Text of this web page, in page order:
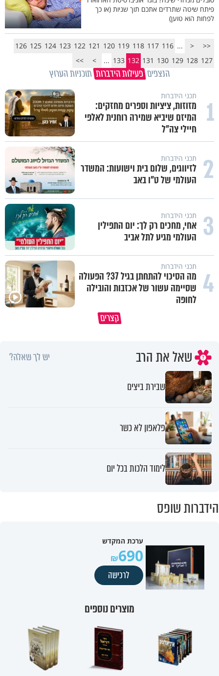
פיתח שיטה שתרדים אתכם תוך שניות (או כך
לפחות הוא טוען)
<<
<
...
116
117
118
119
120
121
122
123
124
125
126
127
128
129
130
131
132
133
...
>
>>
הנצפים פעילות הידברות תוכניות הערוץ
1 תכני הידברות
מזוזות, ציציות וספרים מחזקים:
המיזם שיביא שמירה רוחנית לאלפי
חיילי צה"ל
2 תכני הידברות
לזיווגים, שלום בית וישועות: המשדר
העולמי של ט"ו באב
3 תכני הידברות
אחי, מחכים רק לך: יום התפילין
העולמי מגיע לתל אביב
4 תכני הידברות
מה הסיכוי להתחתן בגיל 37? הפעולה
שסיימה עשור של אכזבות והובילה
לחופה
קצרים
כרמל יוגב על כריתת היד כשהייתה
האמונה האמיתית בבורא עולם
שאל את הרב יש לך שאלה?
שבירת ביצים
פלאפון לא כשר
לימוד הלכות בכל יום
הידברות שופס
ערכת המקדש
690
לרכישה
מוצרים נוספים